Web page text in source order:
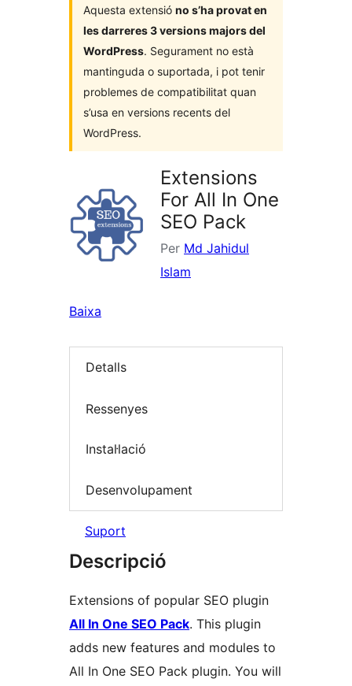
Aquesta extensió no s’ha provat en
les darreres 3 versions majors del
WordPress. Segurament no està
mantinguda o suportada, i pot tenir
problemes de compatibilitat quan
s’usa en versions recents del
WordPress.
Extensions
For All In One
SEO Pack
Per Md Jahidul
Islam
Baixa
Detalls
Ressenyes
Instal·lació
Desenvolupament
Suport
Descripció
Extensions of popular SEO plugin
All In One SEO Pack. This plugin
adds new features and modules to
All In One SEO Pack plugin. You will